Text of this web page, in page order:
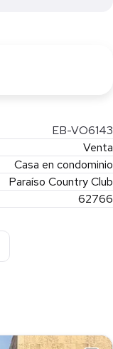
EB-VO6143
Venta
Casa en condominio
Paraíso Country Club
62766